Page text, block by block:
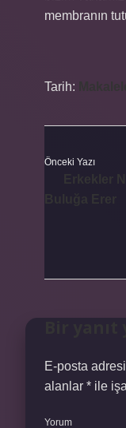
membranın
Tarih:
Önceki Yazı
E-posta
alanlar * ile
Yorum